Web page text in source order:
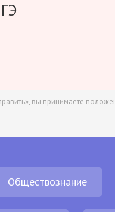
вы принимаете
Обществознание